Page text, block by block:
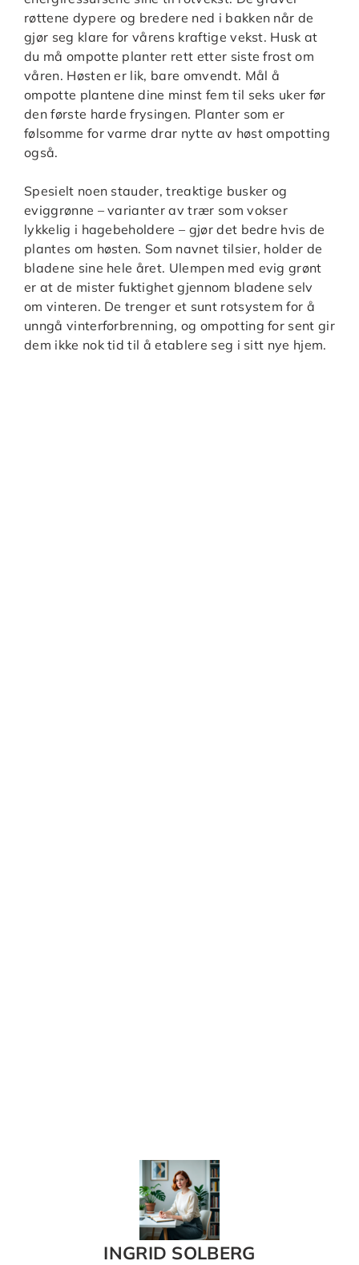
røttene dypere og bredere ned i bakken når de
gjør seg klare for vårens kraftige vekst. Husk at
du må ompotte planter rett etter siste frost om
våren. Høsten er lik, bare omvendt. Mål å
ompotte plantene dine minst fem til seks uker før
den første harde frysingen. Planter som er
følsomme for varme drar nytte av høst ompotting
også.
Spesielt noen stauder, treaktige busker og
eviggrønne – varianter av trær som vokser
lykkelig i hagebeholdere – gjør det bedre hvis de
plantes om høsten. Som navnet tilsier, holder de
bladene sine hele året. Ulempen med evig grønt
er at de mister fuktighet gjennom bladene selv
om vinteren. De trenger et sunt rotsystem for å
unngå vinterforbrenning, og ompotting for sent gir
dem ikke nok tid til å etablere seg i sitt nye hjem.
INGRID SOLBERG